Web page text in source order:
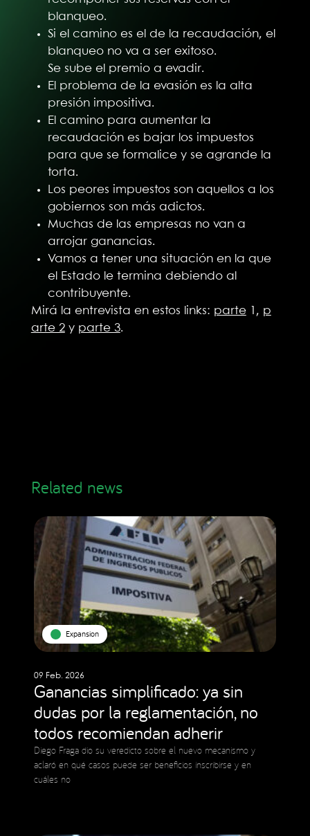
blanqueo.
Si el camino es el de la recaudación, el
blanqueo no va a ser exitoso.
Se sube el premio a evadir.
El problema de la evasión es la alta
presión impositiva.
El camino para aumentar la
recaudación es bajar los impuestos
para que se formalice y se agrande la
torta.
Los peores impuestos son aquellos a los
gobiernos son más adictos.
Muchas de las empresas no van a
arrojar ganancias.
Vamos a tener una situación en la que
el Estado le termina debiendo al
contribuyente.
Mirá la entrevista en estos links: parte1, p
arte 2y parte 3.
Related news
Expansion
09 Feb. 2026
Ganancias simplificado: ya sin
dudas por la reglamentación, no
todos recomiendan adherir
Diego Fraga dio su veredicto sobre el nuevo mecanismo y
aclaró en qué casos puede ser beneficios inscribirse y en
cuáles no